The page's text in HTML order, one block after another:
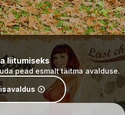
liitumiseks
pead esmalt täitma avalduse.